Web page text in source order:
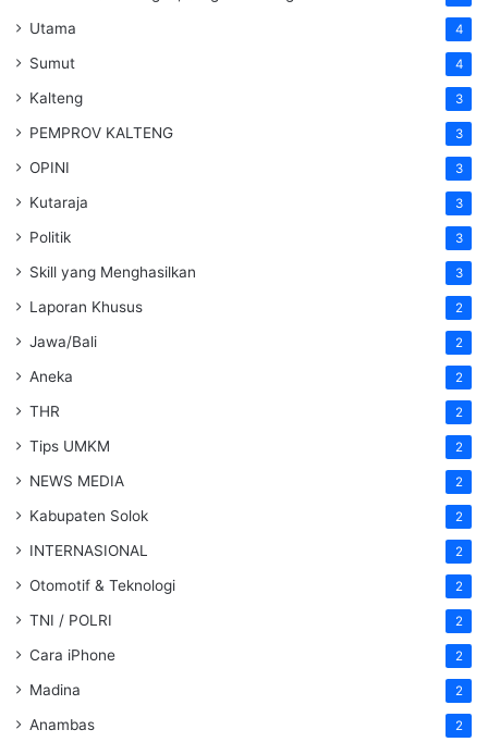
Utama 4
Sumut 4
Kalteng 3
PEMPROV KALTENG 3
OPINI 3
Kutaraja 3
Politik 3
Skill yang Menghasilkan 3
Laporan Khusus 2
Jawa/Bali 2
Aneka 2
THR 2
Tips UMKM 2
NEWS MEDIA 2
Kabupaten Solok 2
INTERNASIONAL 2
Otomotif & Teknologi 2
TNI / POLRI 2
Cara iPhone 2
Madina 2
Anambas 2